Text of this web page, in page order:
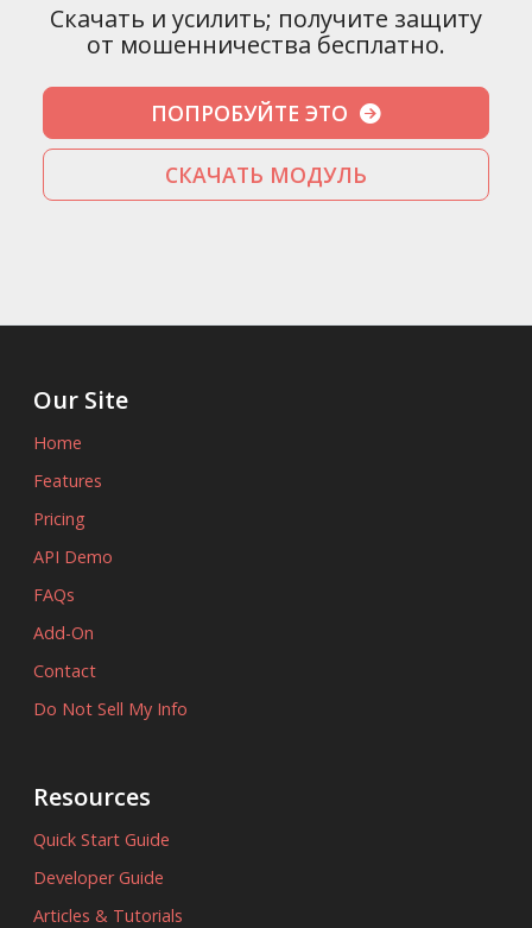
Скачать и усилить; получите защиту
от мошенничества бесплатно.
ПОПРОБУЙТЕ ЭТО
СКАЧАТЬ МОДУЛЬ
Our Site
Home
Features
Pricing
API Demo
FAQs
Add-On
Contact
Do Not Sell My Info
Resources
Quick Start Guide
Developer Guide
Articles & Tutorials